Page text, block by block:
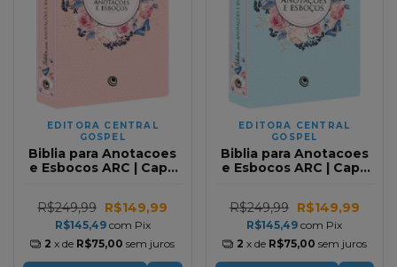
EDITORA CENTRAL
GOSPEL
Biblia para Anotacoes
e Esbocos ARC | Capa
R$249,99 R$149,99
R$145,49 com Pix
2 x de R$75,00 sem juros
EDITORA CENTRAL
GOSPEL
Biblia para Anotacoes
e Esbocos ARC | Capa
R$249,99 R$149,99
R$145,49com Pix
2 x de R$75,00 sem juros